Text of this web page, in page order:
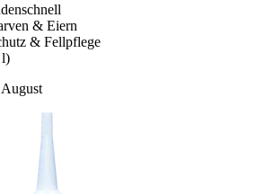
& Eiern
& Fellpflege
l)